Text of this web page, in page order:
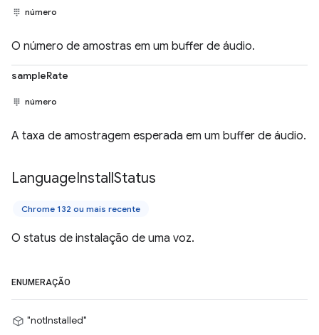
número
O número de amostras em um buffer de áudio.
sampleRate
número
A taxa de amostragem esperada em um buffer de áudio.
LanguageInstallStatus
Chrome 132 ou mais recente
O status de instalação de uma voz.
ENUMERAÇÃO
"notInstalled"